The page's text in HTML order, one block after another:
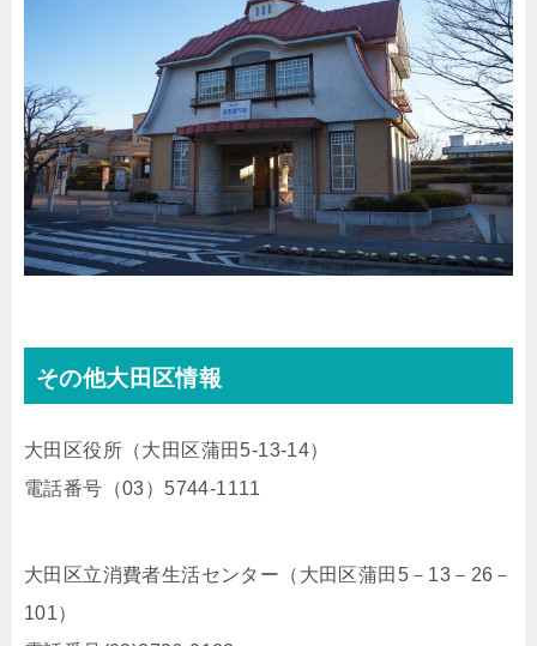
その他大田区情報
大田区役所（大田区蒲田5-13-14）
電話番号（03）5744-1111
大田区立消費者生活センター（大田区蒲田5－13－26－
101）